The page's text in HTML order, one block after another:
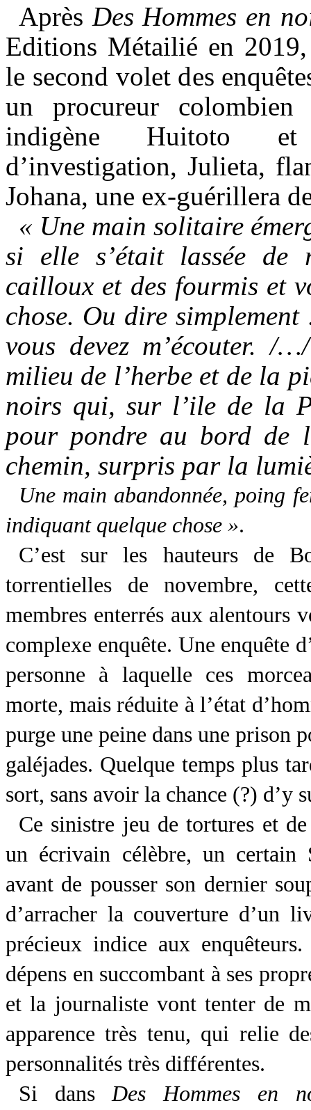
Après Des Hommes en
Editions Métailié en
le second volet des
un procureur
indigène Huitoto et
d’investigation, Julieta,
Johana, une ex-guérillera
« Une main solitaire
si elle s’était lassée de
cailloux et des fourmis et
chose. Ou dire
vous devez m’écouter. /
milieu de l’herbe et de la
noirs qui, sur l’ile de la
pour pondre au bord de
chemin, surpris par la
Une main abandonnée, poing
indiquant quelque chose ».
C’est sur les hauteurs de
torrentielles de novembre,
membres enterrés aux alentours
complexe enquête. Une enquête
personne à laquelle ces
morte, mais réduite à l’état
purge une peine dans une prison
galéjades. Quelque temps plus
sort, sans avoir la chance (?) d’y
Ce sinistre jeu de tortures et de
un écrivain célèbre, un certain
avant de pousser son dernier
d’arracher la couverture d’un
précieux indice aux
dépens en succombant à ses
et la journaliste vont tenter de
apparence très tenu, qui relie
personnalités très différentes.
Si dans Des Hommes en